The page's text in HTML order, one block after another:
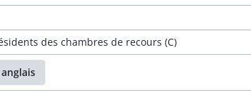
des chambres de recours (C)